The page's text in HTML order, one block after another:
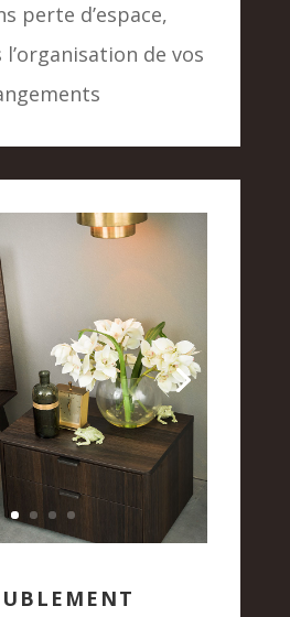
perte d’espace,
de vos